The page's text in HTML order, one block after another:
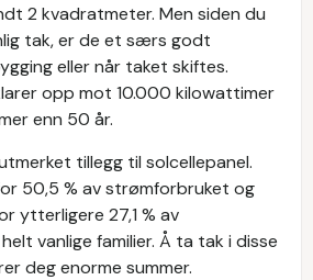
2 kvadratmeter. Men siden du
tak, er de et særs godt
eller når taket skiftes.
opp mot 10.000 kilowattimer
enn 50 år.
tillegg til solcellepanel.
50,5 % av strømforbruket og
ytterligere 27,1 % av
vanlige familier. Å ta tak i disse
deg enorme summer.